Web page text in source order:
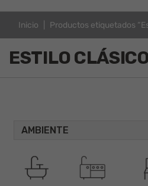
Inicio Productos etiquetados
ESTILO CLÁSICO
AMBIENTE